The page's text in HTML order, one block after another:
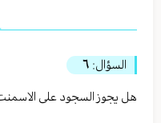
السؤال: ٦
هل يجوز السجود على